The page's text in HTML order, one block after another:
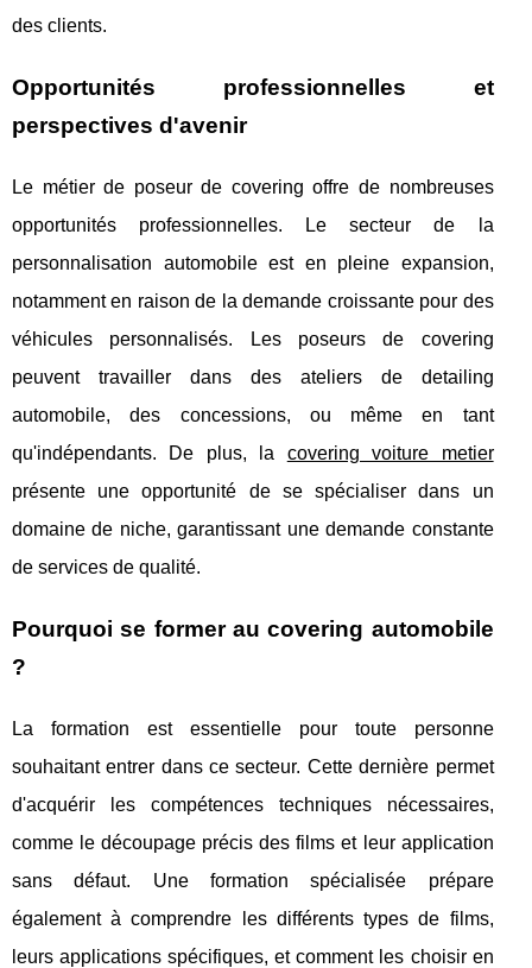
des clients.
Opportunités professionnelles et
perspectives d'avenir
Le métier de poseur de covering offre de nombreuses
opportunités professionnelles. Le secteur de la
personnalisation automobile est en pleine expansion,
notamment en raison de la demande croissante pour des
véhicules personnalisés. Les poseurs de covering
peuvent travailler dans des ateliers de detailing
automobile, des concessions, ou même en tant
qu'indépendants. De plus, la covering voiture metier
présente une opportunité de se spécialiser dans un
domaine de niche, garantissant une demande constante
de services de qualité.
Pourquoi se former au covering automobile
?
La formation est essentielle pour toute personne
souhaitant entrer dans ce secteur. Cette dernière permet
d'acquérir les compétences techniques nécessaires,
comme le découpage précis des films et leur application
sans défaut. Une formation spécialisée prépare
également à comprendre les différents types de films,
leurs applications spécifiques, et comment les choisir en